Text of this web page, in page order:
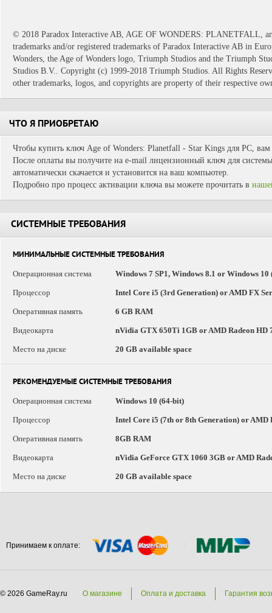
© 2018 Paradox Interactive AB, AGE OF WONDERS: PLANETFALL,
trademarks and/or registered trademarks of Paradox Interactive AB in
Wonders, the Age of Wonders logo, Triumph Studios and the Triumph
Studios B.V.. Copyright (c) 1999-2018 Triumph Studios. All Rights
other trademarks, logos, and copyrights are property of their respective
ЧТО Я ПРИОБРЕТАЮ
Чтобы купить ключ Age of Wonders: Planetfall - Star Kings для PC, вам
После оплаты вы получите на e-mail лицензионный ключ для
автоматически скачается и установится на ваш компьютер.
Подробно про процесс активации ключа вы можете прочитать в
СИСТЕМНЫЕ ТРЕБОВАНИЯ
МИНИМАЛЬНЫЕ СИСТЕМНЫЕ ТРЕБОВАНИЯ
Операционная система
Windows 7 SP1, Windows 8.1 or Windows 10
Процессор Intel Core i5 (3rd Generation) or AMD FX
Оперативная память 6 GB RAM
Видеокарта nVidia GTX 650Ti 1GB or AMD Radeon HD
Место на диске 20 GB available space
РЕКОМЕНДУЕМЫЕ СИСТЕМНЫЕ ТРЕБОВАНИЯ
Операционная система
Windows 10 (64-bit)
Процессор Intel Core i5 (7th or 8th Generation) or AMD
Оперативная память 8GB RAM
Видеокарта nVidia GeForce GTX 1060 3GB or AMD
Место на диске 20 GB available space
Принимаем к оплате:
© 2026 GameRay.ru О магазине Оплата и доставка Гарантия